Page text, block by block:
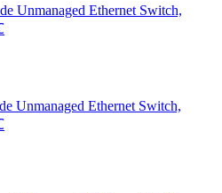
Unmanaged Ethernet Switch,
Unmanaged Ethernet Switch,